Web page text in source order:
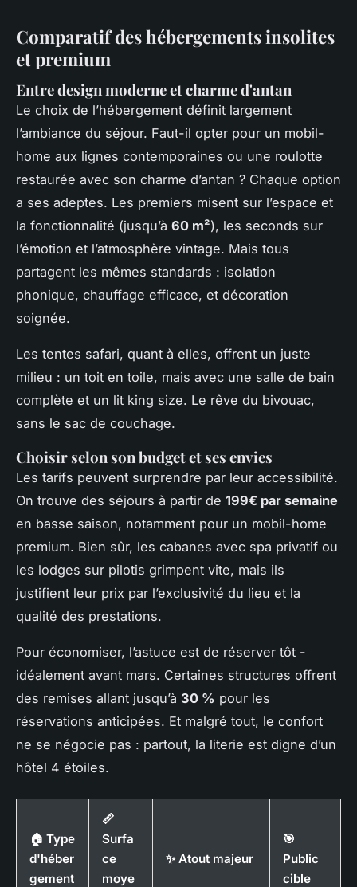
Comparatif des hébergements insolites
et premium
Entre design moderne et charme d'antan
Le choix de l’hébergement définit largement
l’ambiance du séjour. Faut-il opter pour un mobil-
home aux lignes contemporaines ou une roulotte
restaurée avec son charme d’antan ? Chaque option
a ses adeptes. Les premiers misent sur l’espace et
la fonctionnalité (jusqu’à 60 m²), les seconds sur
l’émotion et l’atmosphère vintage. Mais tous
partagent les mêmes standards : isolation
phonique, chauffage efficace, et décoration
soignée.
Les tentes safari, quant à elles, offrent un juste
milieu : un toit en toile, mais avec une salle de bain
complète et un lit king size. Le rêve du bivouac,
sans le sac de couchage.
Choisir selon son budget et ses envies
Les tarifs peuvent surprendre par leur accessibilité.
On trouve des séjours à partir de 199€ par semaine
en basse saison, notamment pour un mobil-home
premium. Bien sûr, les cabanes avec spa privatif ou
les lodges sur pilotis grimpent vite, mais ils
justifient leur prix par l’exclusivité du lieu et la
qualité des prestations.
Pour économiser, l’astuce est de réserver tôt -
idéalement avant mars. Certaines structures offrent
des remises allant jusqu’à 30 % pour les
réservations anticipées. Et malgré tout, le confort
ne se négocie pas : partout, la literie est digne d’un
hôtel 4 étoiles.
🏠 Type
d'héber
gement
📏
Surfa
ce
moye
✨ Atout majeur
🎯
Public
cible